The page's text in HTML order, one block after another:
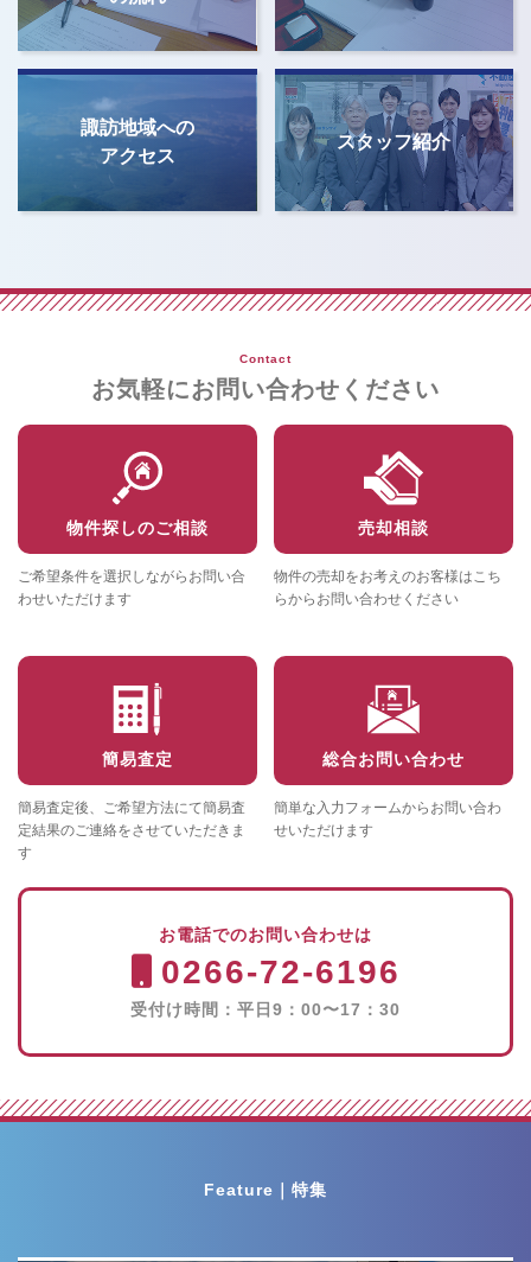
諏訪地域への
アクセス
スタッフ紹介
Contact
お気軽にお問い合わせください
物件探しのご相談
ご希望条件を選択しながらお問い合
わせいただけます
売却相談
物件の売却をお考えのお客様はこち
らからお問い合わせください
簡易査定
簡易査定後、ご希望方法にて簡易査
定結果のご連絡をさせていただきま
す
総合お問い合わせ
簡単な入力フォームからお問い合わ
せいただけます
お電話でのお問い合わせは
0266-72-6196
受付け時間：平日9：00〜17：30
Feature｜特集